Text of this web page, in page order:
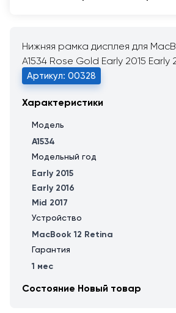
Нижняя рамка дисплея для
A1534 Rose Gold Early 2015 Early
Артикул: 00328
Характеристики
Модель
A1534
Модельный год
Early 2015
Early 2016
Mid 2017
Устройство
MacBook 12 Retina
Гарантия
1 мес
Состояние Новый товар